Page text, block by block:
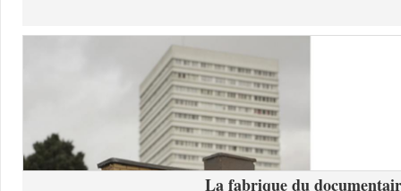
La fabrique du